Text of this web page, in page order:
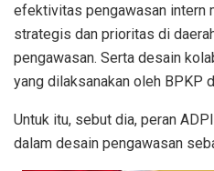
efektivitas pengawasan intern
strategis dan prioritas di
pengawasan. Serta desain
yang dilaksanakan oleh BPKP
Untuk itu, sebut dia, peran
dalam desain pengawasan